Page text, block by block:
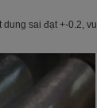
sai đạt +-0.2,